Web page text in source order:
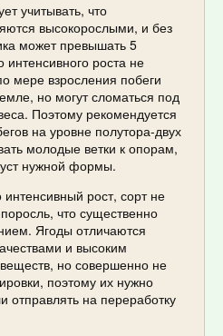
учитывать, что
высокорослыми, и без
может превышать 5
интенсивного роста не
мере взросления побеги
но могут сломаться под
Поэтому рекомендуется
на уровне полутора-двух
молодые ветки к опорам,
нужной формы.
рост, сорт не
что существенно
Ягоды отличаются
и высоким
но совершенно не
поэтому их нужно
отправлять на переработку